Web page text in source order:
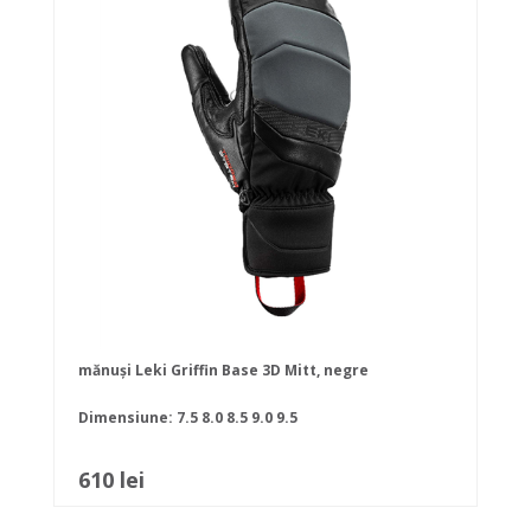
mănuși Leki Griffin Base 3D Mitt, negre
Dimensiune: 7.5 8.0 8.5 9.0 9.5
610 lei